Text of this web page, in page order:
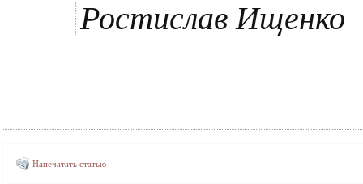
Ростислав Ищенко
Напечатать статью